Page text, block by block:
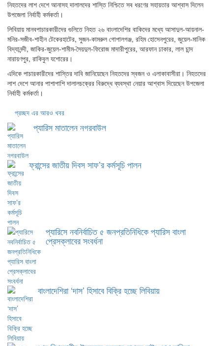
নিহতদের লাশ দেশে আনাসহ দালালদের শাস্তি নিশ্চিতে সব ধরণের সহায়তার আশ্বাস দিলেন
উপজেলা নির্বাহী কর্মকর্তা।
লিবিয়ায় মানবপাচারকারীদের গুলিতে নিহত ২৬ বাংলাদেশির বাকিদের মধ্যে আসাদুল-আয়নাল-
মনির-সজীব-শাহীন টেকেরহাটের, সুজন-কামরুল গোপালগঞ্জ, রহিম হোসেনপুরের, জুয়েল-মানিক
বিদ্যানন্দী, জাকির-জুয়েল-শামীম-সৈয়দুল-ফিরোজ মাদারীপুরের, আরফান ঢাকার, লাল চান্দ
নারায়ণপুর, রাকিবুল যশোরের।
এদিকে পাচারকারীদের শাস্তির দাবি জানিয়েছেন নিহতদের স্বজন ও এলাকাবাসীরা। নিহতদের
লাশ দেশে আনার পাশাপাশি দালালচক্রের বিরুদ্ধে ব্যবস্থা নেয়ার আশ্বাস দিয়েছেন উপজেলা
নির্বাহী কর্মকর্তা।
প্রচ্ছদ এর আরও খবর
প্যারিস মাতালেন নগরবাউল
ফ্রান্সের জাতীয় দিবস সাফ’র কর্মসূচি পালন
প্যারিসে নবনির্বাচিত ৫ জনপ্রতিনিধিকে প্যারিস বাংলা
প্রেসক্লাবের সংবর্ধনা
বাংলাদেশিরা ‘দাস’ হিসাবে বিক্রি হচ্ছে লিবিয়ায়